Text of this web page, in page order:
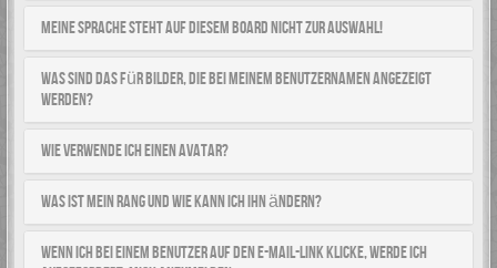
Meine Sprache steht auf diesem Board nicht zur Auswahl!
Was sind das für Bilder, die bei meinem Benutzernamen angezeigt
werden?
Wie verwende ich einen Avatar?
Was ist mein Rang und wie kann ich ihn ändern?
Wenn ich bei einem Benutzer auf den E-Mail-Link klicke, werde ich